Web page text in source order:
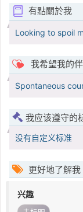
有點關於我
Looking to spoil
我希望我的
Spontaneous
我应该遵守的
没有自定义标准
更好地了解我
兴趣